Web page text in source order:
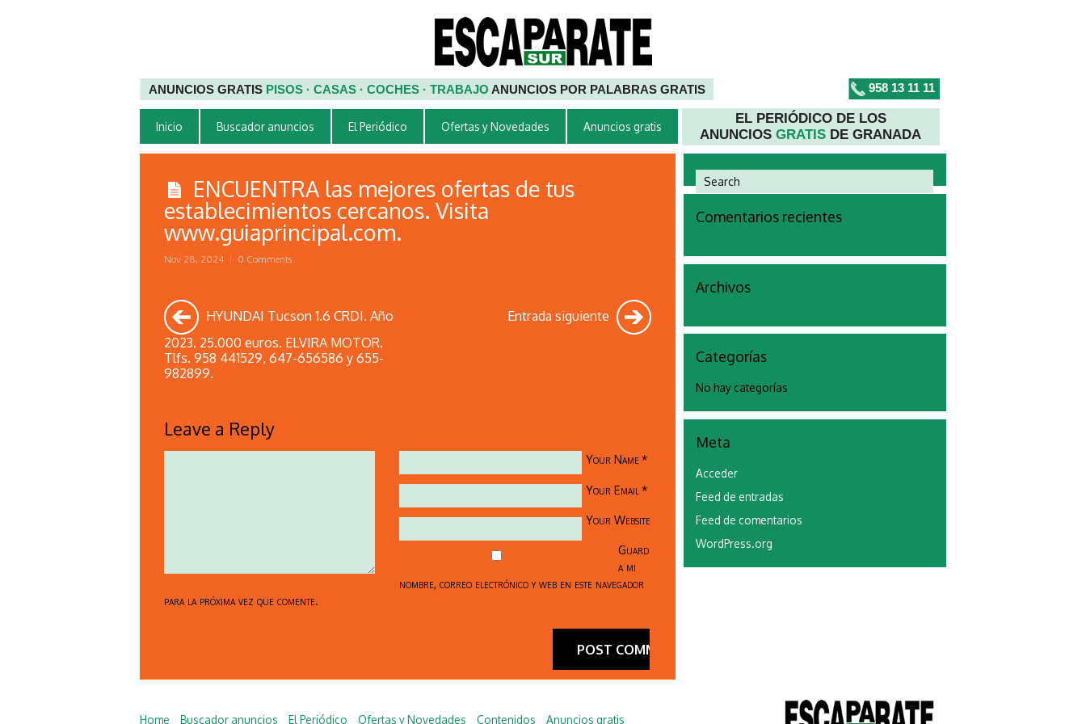
ANUNCIOS GRATIS PISOS · CASAS · COCHES · TRABAJO ANUNCIOS POR PALABRAS GRATIS 958 13 11 11
Inicio Buscador anuncios El Periódico Ofertas y Novedades Anuncios gratis
EL PERIÓDICO DE LOS
ANUNCIOSGRATIS DE GRANADA
ENCUENTRA las mejores ofertas de tus
establecimientos cercanos. Visita
www.guiaprincipal.com.
Nov 28, 2024 | 0 Comments
HYUNDAI Tucson 1.6 CRDI. Año
2023. 25.000 euros. ELVIRA MOTOR.
Tlfs. 958 441529, 647-656586 y 655-
982899.
Entrada siguiente
Leave a Reply
Your Name*
Your Email *
Your Website
Guard
a mi
nombre, correo electrónico y web en este navegador
para la próxima vez que comente.
Comentarios recientes
Archivos
Categorías
No hay categorías
Meta
Acceder
Feed de entradas
Feed de comentarios
WordPress.org
Home Buscador anuncios El Periódico Ofertas y Novedades Contenidos Anuncios gratis